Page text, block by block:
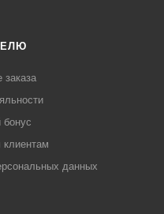
бонус
клиентам
данных